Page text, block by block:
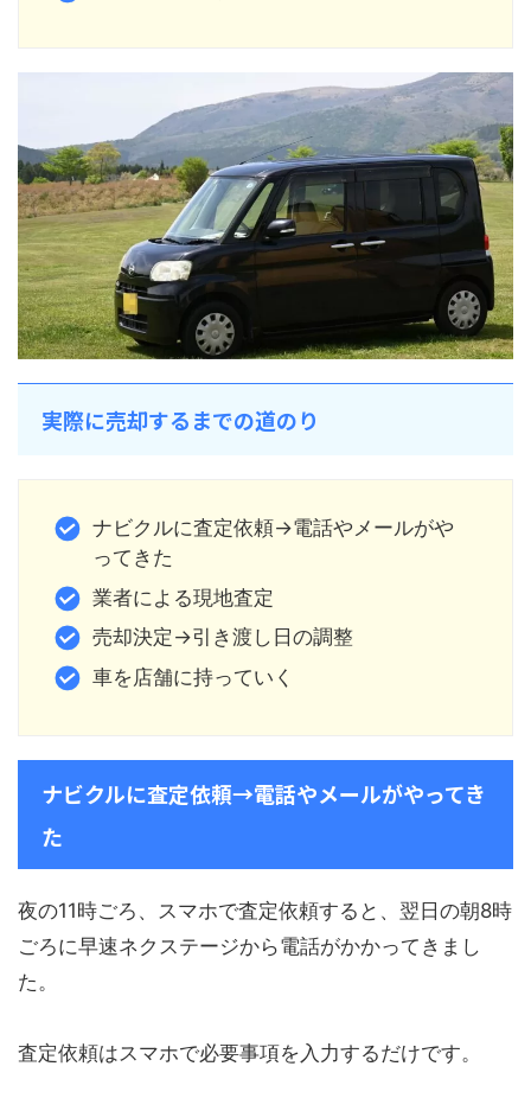
実際に売却するまでの道のり
ナビクルに査定依頼→電話やメールがや
ってきた
業者による現地査定
売却決定→引き渡し日の調整
車を店舗に持っていく
ナビクルに査定依頼→電話やメールがやってき
た
夜の11時ごろ、スマホで査定依頼すると、翌日の朝8時
ごろに早速ネクステージから電話がかかってきまし
た。
査定依頼はスマホで必要事項を入力するだけです。